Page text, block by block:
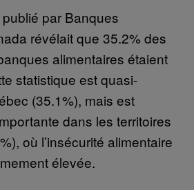
publié par Banques
révélait que 35.2% des
alimentaires étaient
statistique est quasi-
(35.1%), mais est
dans les territoires
où l’insécurité alimentaire
élevée.